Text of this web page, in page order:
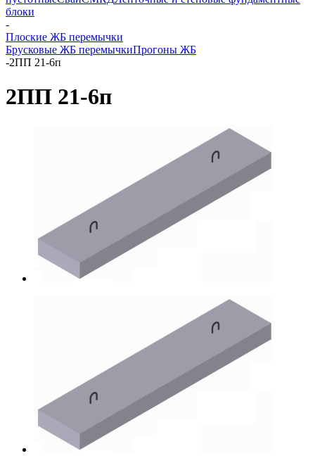
блоки
-
Плоские ЖБ перемычки
Брусковые ЖБ перемычкиПрогоны ЖБ
-2ПП 21-6п
2ПП 21-6п